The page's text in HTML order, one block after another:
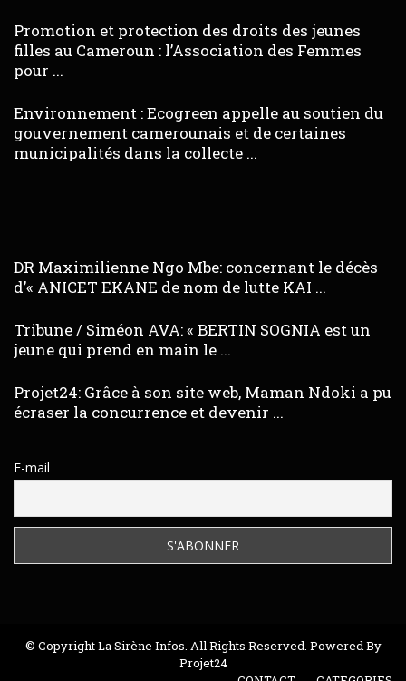
Promotion et protection des droits des jeunes
filles au Cameroun : l’Association des Femmes
pour ...
Environnement : Ecogreen appelle au soutien du
gouvernement camerounais et de certaines
municipalités dans la collecte ...
DR Maximilienne Ngo Mbe: concernant le décès
d’« ANICET EKANE de nom de lutte KAI ...
Tribune / Siméon AVA: « BERTIN SOGNIA est un
jeune qui prend en main le ...
Projet24: Grâce à son site web, Maman Ndoki a pu
écraser la concurrence et devenir ...
E-mail
© Copyright La Sirène Infos. All Rights Reserved. Powered By
Projet24